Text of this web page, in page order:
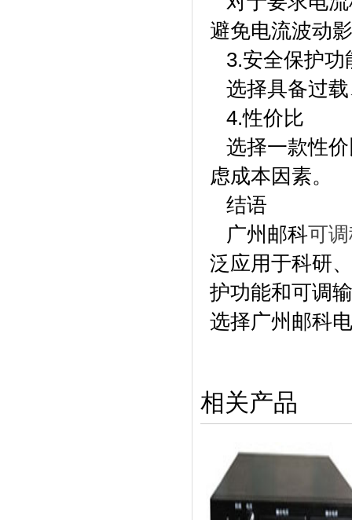
避免电流波动
3.安全保护功
选择具备过
4.性价比
选择一款性
虑成本因素。
结语
广州邮科可
泛应用于科研
护功能和可调
选择广州邮科
相关产品